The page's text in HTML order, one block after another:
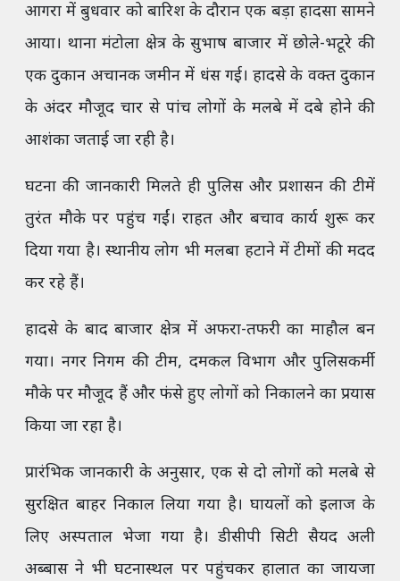
आगरा में बुधवार को बारिश के दौरान एक बड़ा हादसा सामने
आया। थाना मंटोला क्षेत्र के सुभाष बाजार में छोले-भटूरे की
एक दुकान अचानक जमीन में धंस गई। हादसे के वक्त दुकान
के अंदर मौजूद चार से पांच लोगों के मलबे में दबे होने की
आशंका जताई जा रही है।
घटना की जानकारी मिलते ही पुलिस और प्रशासन की टीमें
तुरंत मौके पर पहुंच गईं। राहत और बचाव कार्य शुरू कर
दिया गया है। स्थानीय लोग भी मलबा हटाने में टीमों की मदद
कर रहे हैं।
हादसे के बाद बाजार क्षेत्र में अफरा-तफरी का माहौल बन
गया। नगर निगम की टीम, दमकल विभाग और पुलिसकर्मी
मौके पर मौजूद हैं और फंसे हुए लोगों को निकालने का प्रयास
किया जा रहा है।
प्रारंभिक जानकारी के अनुसार, एक से दो लोगों को मलबे से
सुरक्षित बाहर निकाल लिया गया है। घायलों को इलाज के
लिए अस्पताल भेजा गया है। डीसीपी सिटी सैयद अली
अब्बास ने भी घटनास्थल पर पहुंचकर हालात का जायजा